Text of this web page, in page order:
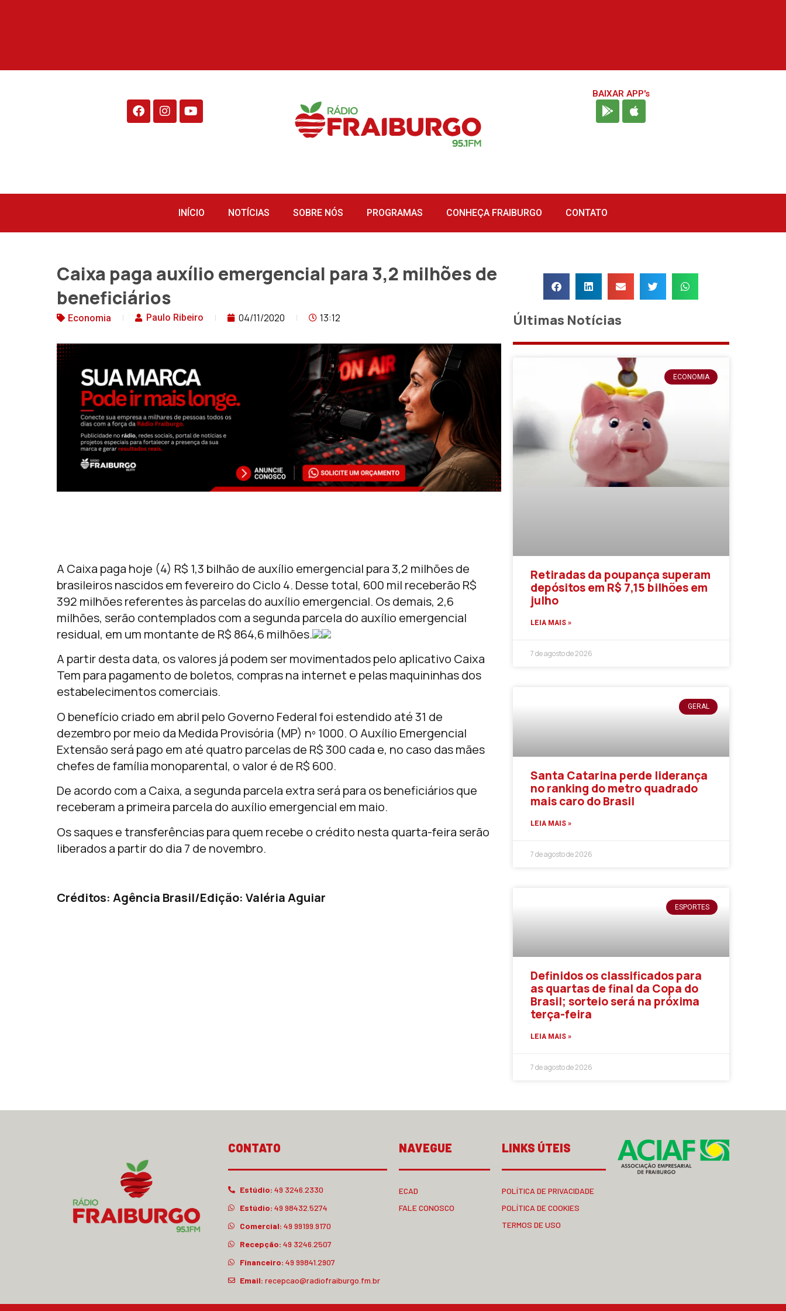
BAIXAR APP's
INÍCIO NOTÍCIAS SOBRE NÓS PROGRAMAS CONHEÇA FRAIBURGO CONTATO
Caixa paga auxílio emergencial para 3,2 milhões de
beneficiários
Economia Paulo Ribeiro 04/11/2020 13:12
A Caixa paga hoje (4) R$ 1,3 bilhão de auxílio emergencial para 3,2 milhões de
brasileiros nascidos em fevereiro do Ciclo 4. Desse total, 600 mil receberão R$
392 milhões referentes às parcelas do auxílio emergencial. Os demais, 2,6
milhões, serão contemplados com a segunda parcela do auxílio emergencial
residual, em um montante de R$ 864,6 milhões.
A partir desta data, os valores já podem ser movimentados pelo aplicativo Caixa
Tem para pagamento de boletos, compras na internet e pelas maquininhas dos
estabelecimentos comerciais.
O benefício criado em abril pelo Governo Federal foi estendido até 31 de
dezembro por meio da Medida Provisória (MP) nº 1000. O Auxílio Emergencial
Extensão será pago em até quatro parcelas de R$ 300 cada e, no caso das mães
chefes de família monoparental, o valor é de R$ 600.
De acordo com a Caixa, a segunda parcela extra será para os beneficiários que
receberam a primeira parcela do auxílio emergencial em maio.
Os saques e transferências para quem recebe o crédito nesta quarta-feira serão
liberados a partir do dia 7 de novembro.
Créditos: Agência Brasil/Edição: Valéria Aguiar
Últimas Notícias
ECONOMIA
Retiradas da poupança superam
depósitos em R$ 7,15 bilhões em
julho
LEIA MAIS »
7 de agosto de 2026
GERAL
Santa Catarina perde liderança
no ranking do metro quadrado
mais caro do Brasil
LEIA MAIS »
7 de agosto de 2026
ESPORTES
Definidos os classificados para
as quartas de final da Copa do
Brasil; sorteio será na próxima
terça-feira
LEIA MAIS »
7 de agosto de 2026
CONTATO
Estúdio: 49 3246.2330
Estúdio: 49 98432.5274
Comercial: 49 99199.9170
Recepção: 49 3246.2507
Financeiro: 49 99841.2907
Email: recepcao@radiofraiburgo.fm.br
NAVEGUE
ECAD
FALE CONOSCO
LINKS ÚTEIS
POLÍTICA DE PRIVACIDADE
POLÍTICA DE COOKIES
TERMOS DE USO